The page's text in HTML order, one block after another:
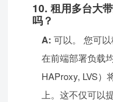
10. 租用多台大
吗？
A: 可以。 您可
在前端部署负载
HAProxy, LVS）
上。这不仅可以